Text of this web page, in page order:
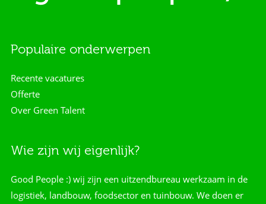
Populaire onderwerpen
Recente vacatures
Offerte
Over Green Talent
Wie zijn wij eigenlijk?
Good People :) wij zijn een uitzendbureau werkzaam in de
logistiek, landbouw, foodsector en tuinbouw. We doen er